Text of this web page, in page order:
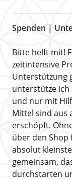
Spenden |
Bitte helft mit!
zeitintensive
Unterstützung
unterstütze ich
und nur mit
Mittel sind aus
erschöpft.
über den
absolut
gemeinsam,
durchstarten